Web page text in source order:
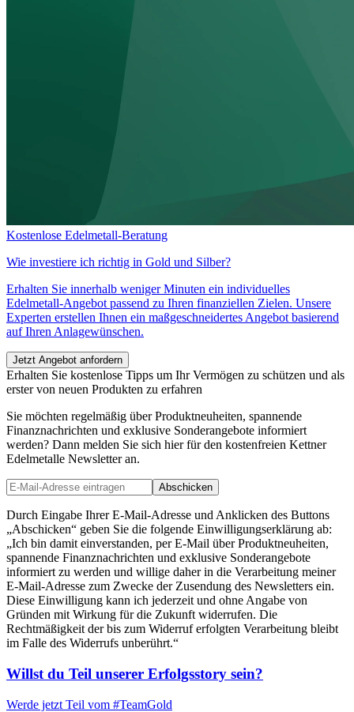
Kostenlose Edelmetall-Beratung
Wie investiere ich richtig in Gold und Silber?
Erhalten Sie innerhalb weniger Minuten ein individuelles
Edelmetall-Angebot passend zu Ihren finanziellen Zielen. Unsere
Experten erstellen Ihnen ein maßgeschneidertes Angebot basierend
auf Ihren Anlagewünschen.
Jetzt Angebot anfordern
Erhalten Sie kostenlose Tipps um Ihr Vermögen zu schützen und als
erster von neuen Produkten zu erfahren
Sie möchten regelmäßig über Produktneuheiten, spannende
Finanznachrichten und exklusive Sonderangebote informiert
werden? Dann melden Sie sich hier für den kostenfreien Kettner
Edelmetalle Newsletter an.
Abschicken
Durch Eingabe Ihrer E-Mail-Adresse und Anklicken des Buttons
„Abschicken“ geben Sie die folgende Einwilligungserklärung ab:
„Ich bin damit einverstanden, per E-Mail über Produktneuheiten,
spannende Finanznachrichten und exklusive Sonderangebote
informiert zu werden und willige daher in die Verarbeitung meiner
E-Mail-Adresse zum Zwecke der Zusendung des Newsletters ein.
Diese Einwilligung kann ich jederzeit und ohne Angabe von
Gründen mit Wirkung für die Zukunft widerrufen. Die
Rechtmäßigkeit der bis zum Widerruf erfolgten Verarbeitung bleibt
im Falle des Widerrufs unberührt.“
Willst du Teil unserer Erfolgsstory sein?
Werde jetzt Teil vom #TeamGold